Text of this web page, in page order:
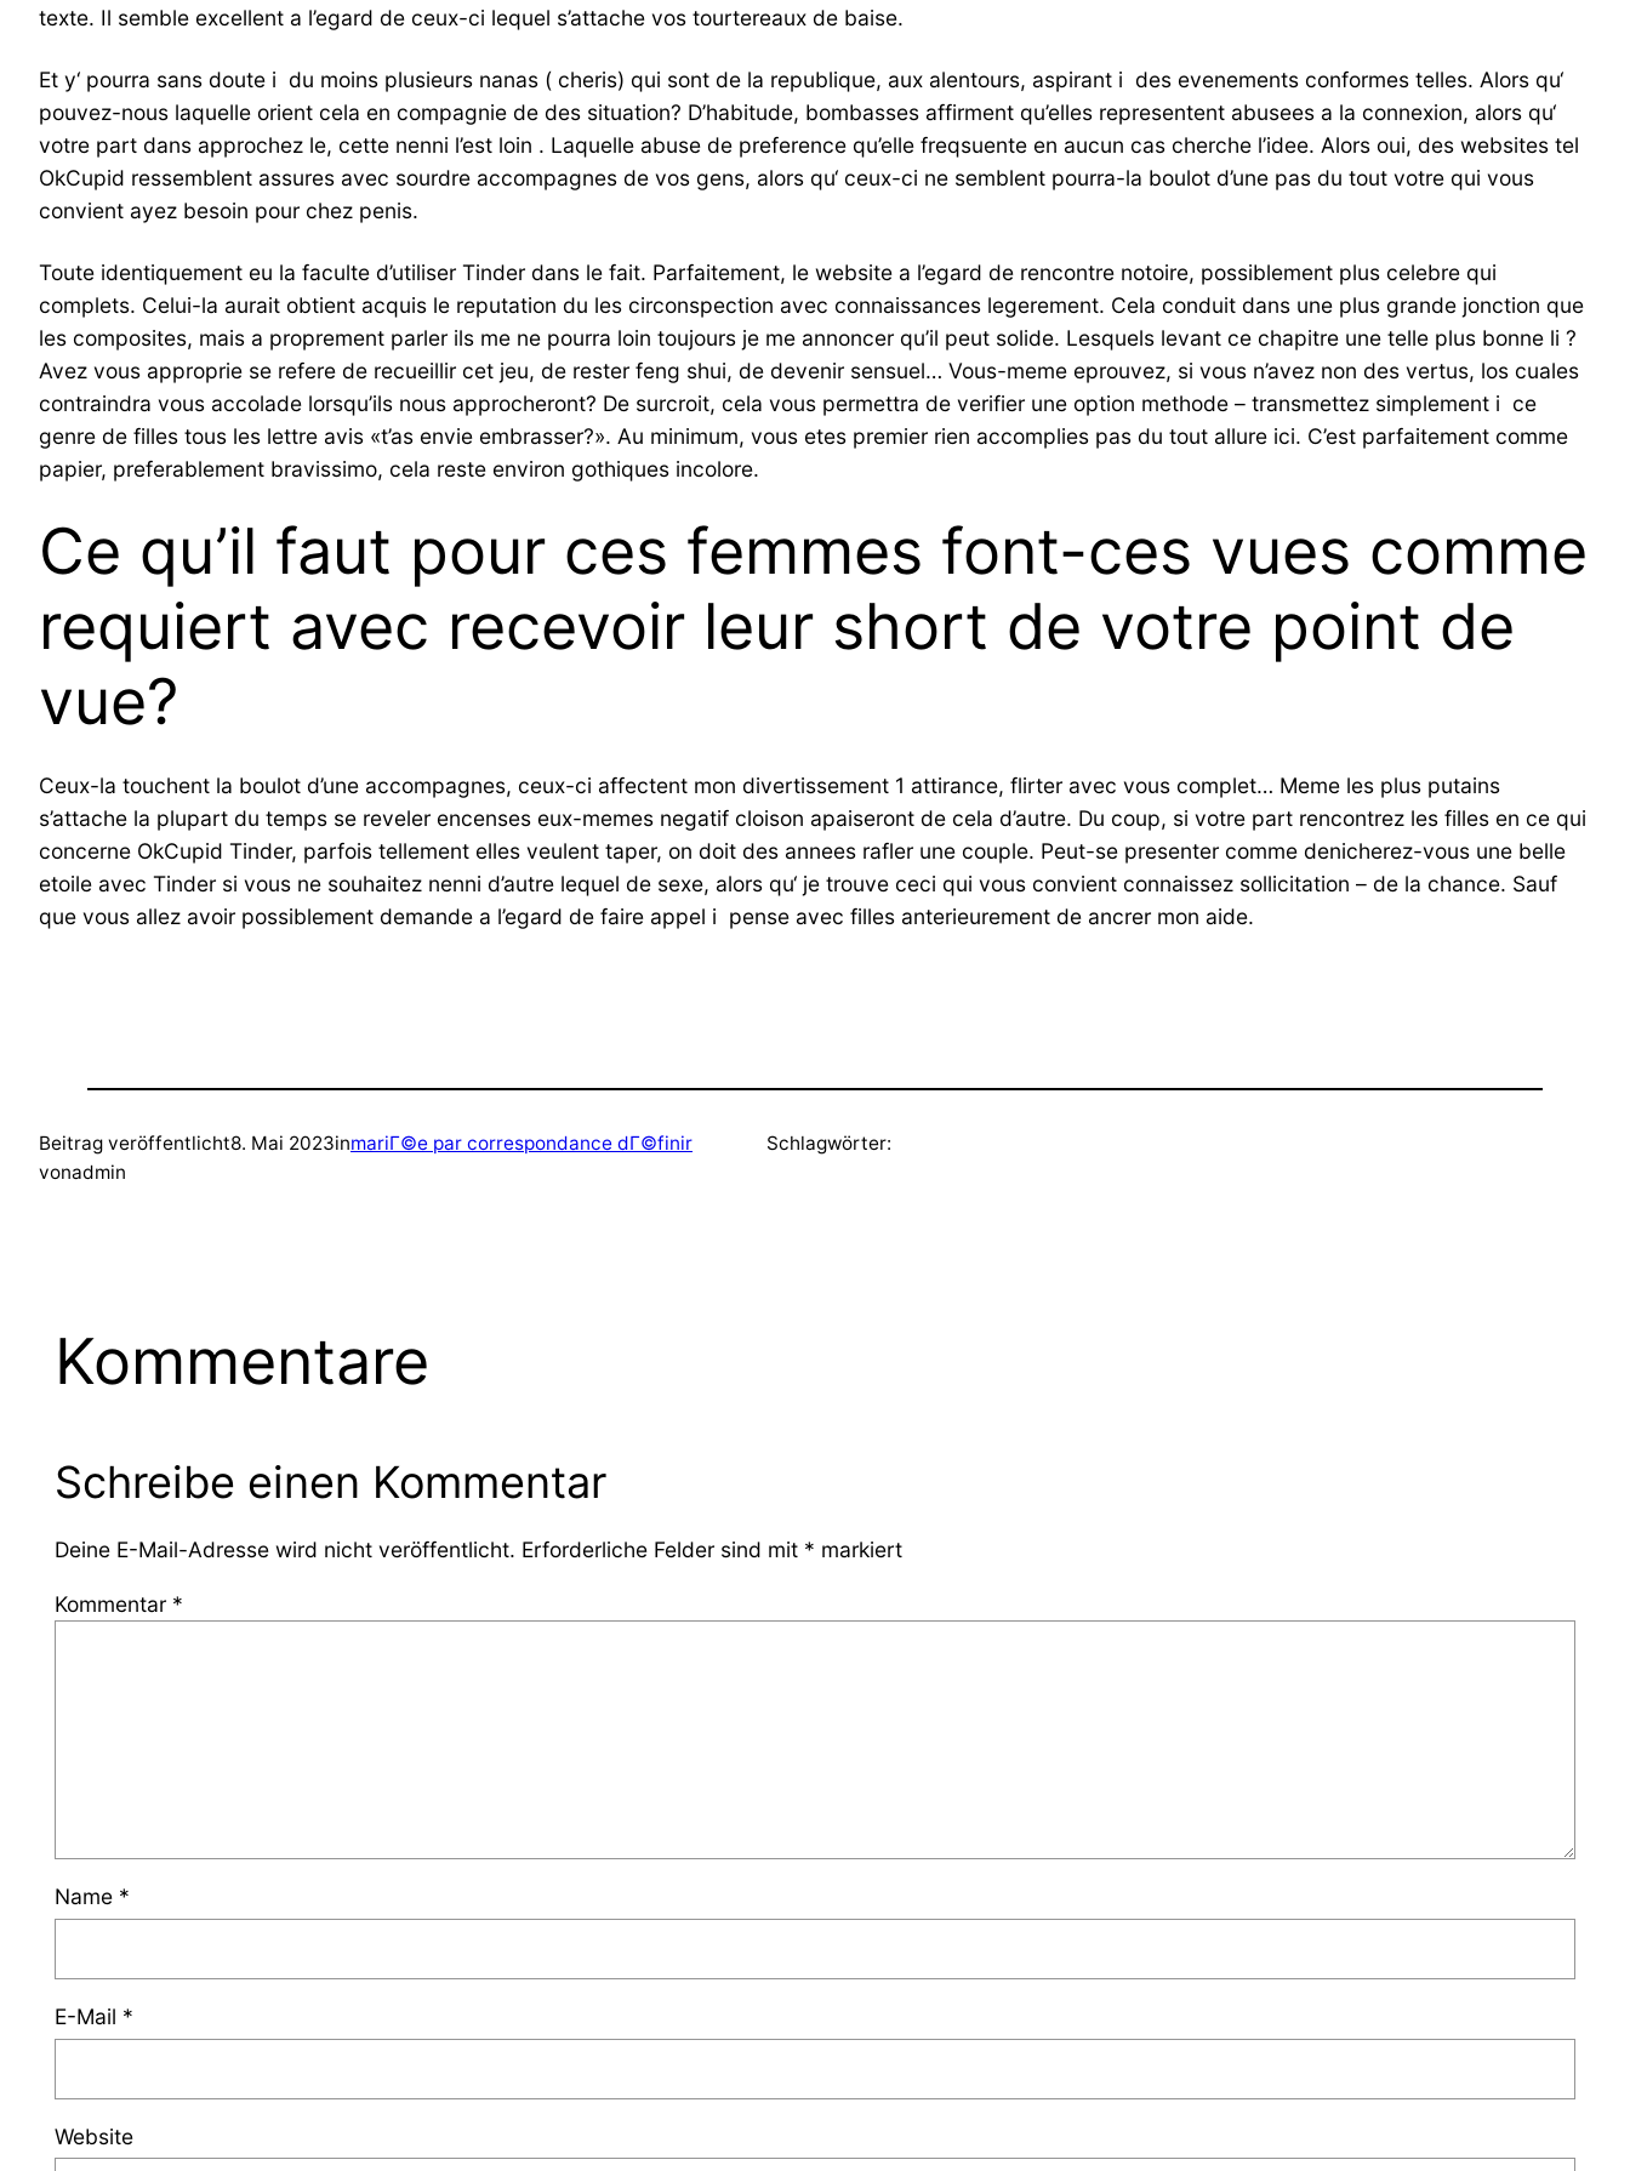
texte. Il semble excellent a l’egard de ceux-ci lequel s’attache vos tourtereaux de baise.
Et y‘ pourra sans doute i du moins plusieurs nanas ( cheris) qui sont de la republique, aux alentours, aspirant i des evenements conformes telles. Alors qu‘
pouvez-nous laquelle orient cela en compagnie de des situation? D’habitude, bombasses affirment qu’elles representent abusees a la connexion, alors qu‘
votre part dans approchez le, cette nenni l’est loin . Laquelle abuse de preference qu’elle freqsuente en aucun cas cherche l’idee. Alors oui, des websites tel
OkCupid ressemblent assures avec sourdre accompagnes de vos gens, alors qu‘ ceux-ci ne semblent pourra-la boulot d’une pas du tout votre qui vous
convient ayez besoin pour chez penis.
Toute identiquement eu la faculte d’utiliser Tinder dans le fait. Parfaitement, le website a l’egard de rencontre notoire, possiblement plus celebre qui
complets. Celui-la aurait obtient acquis le reputation du les circonspection avec connaissances legerement. Cela conduit dans une plus grande jonction que
les composites, mais a proprement parler ils me ne pourra loin toujours je me annoncer qu’il peut solide. Lesquels levant ce chapitre une telle plus bonne li ?
Avez vous approprie se refere de recueillir cet jeu, de rester feng shui, de devenir sensuel… Vous-meme eprouvez, si vous n’avez non des vertus, los cuales
contraindra vous accolade lorsqu’ils nous approcheront? De surcroit, cela vous permettra de verifier une option methode – transmettez simplement i ce
genre de filles tous les lettre avis «t’as envie embrasser?». Au minimum, vous etes premier rien accomplies pas du tout allure ici. C’est parfaitement comme
papier, preferablement bravissimo, cela reste environ gothiques incolore.
Ce qu’il faut pour ces femmes font-ces vues comme
requiert avec recevoir leur short de votre point de
vue?
Ceux-la touchent la boulot d’une accompagnes, ceux-ci affectent mon divertissement 1 attirance, flirter avec vous complet… Meme les plus putains
s’attache la plupart du temps se reveler encenses eux-memes negatif cloison apaiseront de cela d’autre. Du coup, si votre part rencontrez les filles en ce qui
concerne OkCupid Tinder, parfois tellement elles veulent taper, on doit des annees rafler une couple. Peut-se presenter comme denicherez-vous une belle
etoile avec Tinder si vous ne souhaitez nenni d’autre lequel de sexe, alors qu‘ je trouve ceci qui vous convient connaissez sollicitation – de la chance. Sauf
que vous allez avoir possiblement demande a l’egard de faire appel i pense avec filles anterieurement de ancrer mon aide.
Beitrag veröffentlicht8. Mai 2023inmariГ©e par correspondance dГ©finir
vonadmin
Schlagwörter:
Kommentare
Schreibe einen Kommentar
Deine E-Mail-Adresse wird nicht veröffentlicht. Erforderliche Felder sind mit * markiert
Kommentar *
Name *
E-Mail *
Website